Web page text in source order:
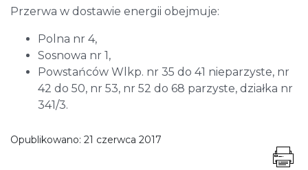
Przerwa w dostawie energii obejmuje:
Polna nr 4,
Sosnowa nr 1,
Powstańców Wlkp. nr 35 do 41 nieparzyste, nr
42 do 50, nr 53, nr 52 do 68 parzyste, działka nr
341/3.
Opublikowano: 21 czerwca 2017